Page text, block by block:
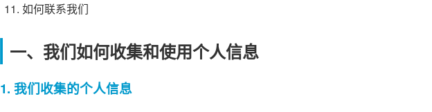
如何联系我们
一、我们如何收集和使用个人信息
1. 我们收集的个人信息